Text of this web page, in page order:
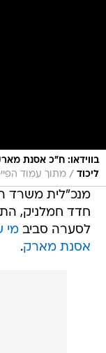
בווידאו: ח"כ אסנת
ליכוד / מתוך עמוד
מנכ"לית משרד
חדד חמלניק,
לסערה סביבמי
אסנת מארק.